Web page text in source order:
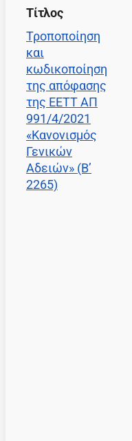
Τίτλος
Τροποποίηση
και
κωδικοποίηση
της απόφασης
της ΕΕΤΤ ΑΠ
991/4/2021
«Κανονισμός
Γενικών
Αδειών» (Β’
2265)